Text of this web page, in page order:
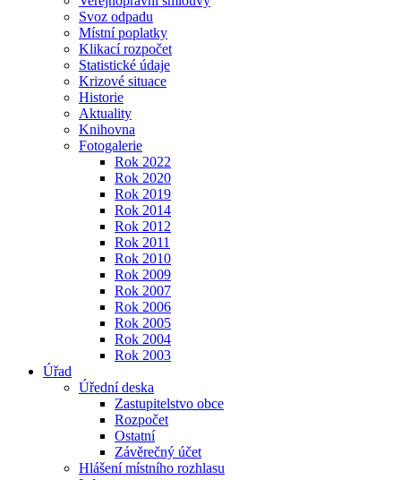
Svoz odpadu
Místní poplatky
Klikací rozpočet
Statistické údaje
Krizové situace
Historie
Aktuality
Knihovna
Fotogalerie
Rok 2022
Rok 2020
Rok 2019
Rok 2014
Rok 2012
Rok 2011
Rok 2010
Rok 2009
Rok 2007
Rok 2006
Rok 2005
Rok 2004
Rok 2003
Úřad
Úřední deska
Zastupitelstvo obce
Rozpočet
Ostatní
Závěrečný účet
Hlášení místního rozhlasu